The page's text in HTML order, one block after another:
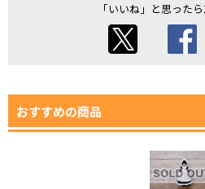
「いいね」と思った
おすすめの商品